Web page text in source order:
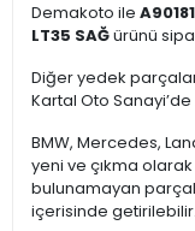
Demakoto ile
LT35 SAĞürünü
Diğer yedek
Kartal Oto
BMW, Mercedes,
yeni ve çıkma
bulunamayan
içerisinde getirilebilir.